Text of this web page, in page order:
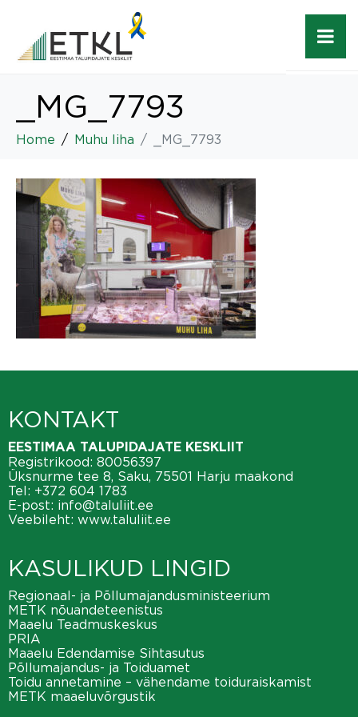
_MG_7793
Home Muhu liha _MG_7793
KONTAKT
EESTIMAA TALUPIDAJATE KESKLIIT
Registrikood: 80056397
Üksnurme tee 8, Saku, 75501 Harju maakond
Tel: +372 604 1783
E-post: info@taluliit.ee
Veebileht: www.taluliit.ee
KASULIKUD LINGID
Regionaal- ja Põllumajandusministeerium
METK nõuandeteenistus
Maaelu Teadmuskeskus
PRIA
Maaelu Edendamise Sihtasutus
Põllumajandus- ja Toiduamet
Toidu annetamine – vähendame toiduraiskamist
METK maaeluvõrgustik